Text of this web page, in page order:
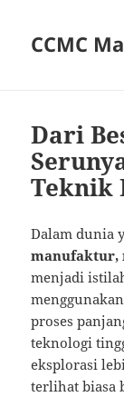
CCMC
Dari
Teknik
Dalam dunia
manufaktur,
menjadi
proses
teknologi
eksplorasi
terlihat biasa